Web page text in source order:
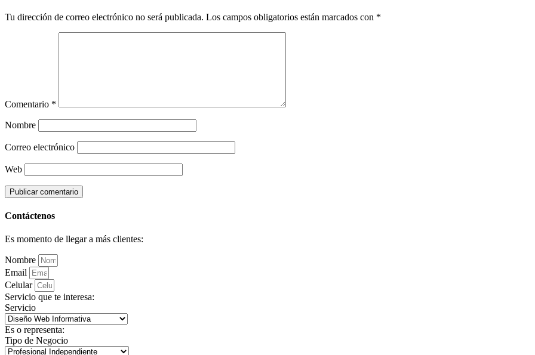
Tu dirección de correo electrónico no será publicada. Los campos obligatorios están marcados con *
Comentario *
Nombre
Correo electrónico
Web
Contáctenos
Es momento de llegar a más clientes:
Nombre
Email
Celular
Servicio que te interesa:
Servicio
Es o representa:
Tipo de Negocio